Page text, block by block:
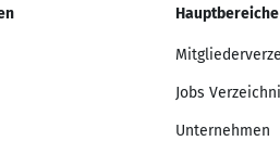
Hauptbereiche
Jobs
Unternehmen